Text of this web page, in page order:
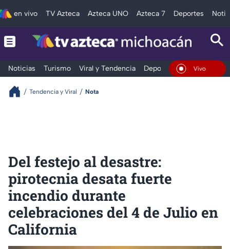
en vivo TV Azteca Azteca UNO Azteca 7 Deportes
Noticias Turismo Viral y Tendencia Deportes Espectáculos
En Vivo
Tendencia y Viral Nota
Del festejo al desastre:
pirotecnia desata fuerte
incendio durante
celebraciones del 4 de Julio en
California